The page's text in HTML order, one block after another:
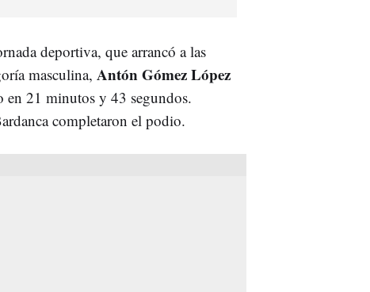
deportiva, que arrancó a las
masculina, Antón Gómez López
en 21 minutos y 43 segundos.
completaron el podio.